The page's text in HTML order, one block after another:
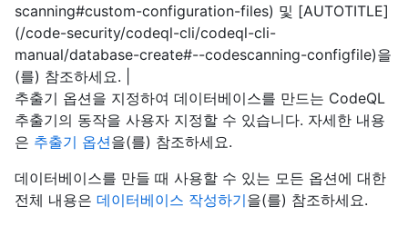
scanning#custom-configuration-files) 및 [AUTOTITLE]
(/code-security/codeql-cli/codeql-cli-
manual/database-create#--codescanning-configfile)을
(를) 참조하세요. |
추출기 옵션을 지정하여 데이터베이스를 만드는 CodeQL
추출기의 동작을 사용자 지정할 수 있습니다. 자세한 내용
은 추출기 옵션을(를) 참조하세요.
데이터베이스를 만들 때 사용할 수 있는 모든 옵션에 대한
전체 내용은 데이터베이스 작성하기을(를) 참조하세요.